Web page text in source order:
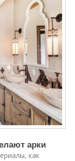
арки
как